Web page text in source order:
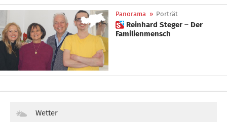
Panorama » Porträt
 Reinhard Steger – Der
Familienmensch
Wetter